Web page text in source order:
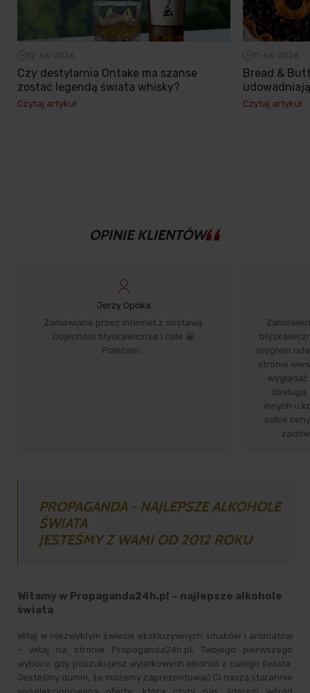
12-06-2026
Czy destylarnia Ontake ma szanse
zostać legendą świata whisky?
Czytaj artykuł
11-06-2026
Bread &
Czytaj artykuł
OPINIE KLIENTÓW
Jerzy Opoka
Zamawiane przez internet z dostawą.
Dojechało błyskawicznie i całe 😀
Polecam…
mogłem
stronie
wyglądać
innych u
sobie
PROPAGANDA - NAJLEPSZE ALKOHOLE
ŚWIATA
JESTEŚMY Z WAMI OD 2012 ROKU
Witamy w Propaganda24h.pl – najlepsze alkohole
świata
Witaj w niezwykłym świecie ekskluzywnych smaków i aromatów
– witaj na stronie Propaganda24h.pl, Twojego pierwszego
wyboru, gdy poszukujesz wyjątkowych alkoholi z całego świata.
Jesteśmy dumni, że możemy zaprezentować Ci naszą starannie